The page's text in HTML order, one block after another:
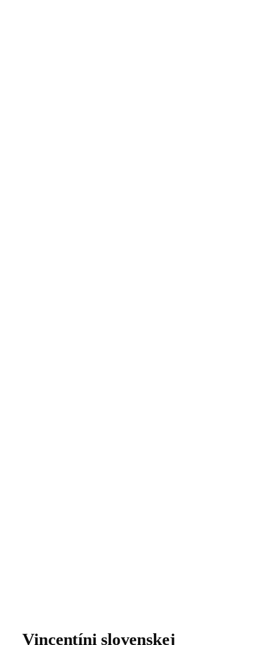
Vincentíni slovenskej